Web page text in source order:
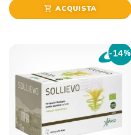
shopping_cart ACQUISTA
-14%